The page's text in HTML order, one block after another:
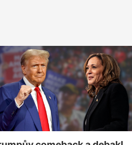
jenom na
si je. A
ty dobré situace.
v posilovně, ale i